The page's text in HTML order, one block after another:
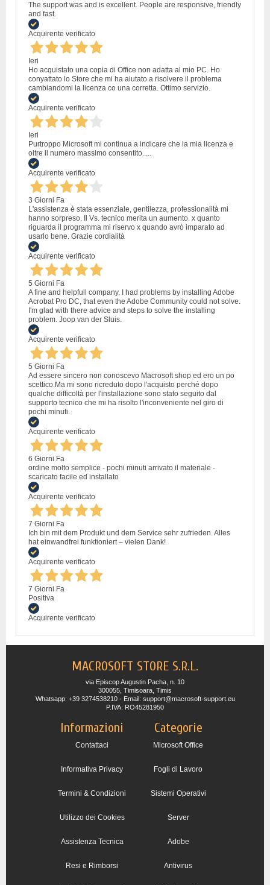
The support was and is excellent. People are responsive, friendly
and fast.
Acquirente verificato
Ieri
Ho acquistato una copia di Office non adatta al mio PC. Ho
conyattato lo Store che mi ha aiutato a risolvere il problema
cambiandomi la licenza co una corretta. Ottimo servizio.
Acquirente verificato
Ieri
Purtroppo Microsoft mi continua a indicare che la mia licenza e
oltre il numero massimo consentito.....
Acquirente verificato
3 Giorni Fa
L'assistenza è stata essenziale, gentilezza, professionalità mi
hanno sorpreso. Il Vs. tecnico merita un aumento. x quanto
riguarda il programma mi riservo x quando avrò imparato ad
usarlo bene. Grazie cordialità
Acquirente verificato
5 Giorni Fa
A fine and helpfull company. I had problems by installing Adobe
Acrobat Pro DC, that even the Adobe Community could not solve.
I'm glad with there advice and steps to solve the installing
problem. Joop van der Sluis.
Acquirente verificato
5 Giorni Fa
Ad essere sincero non conoscevo Macrosoft shop ed ero un po
scettico.Ma mi sono ricreduto dopo l'acquisto perché dopo
qualche difficoltà per l'installazione sono stato seguito dal
supporto tecnico che mi ha risolto l'inconveniente nel giro di
pochi minuti.
Acquirente verificato
6 Giorni Fa
ordine molto semplice - pochi minuti arrivato il materiale -
scaricato facile ed installato
Acquirente verificato
7 Giorni Fa
Ich bin mit dem Produkt und dem Service sehr zufrieden. Alles
hat einwandfrei funktioniert – vielen Dank!
Acquirente verificato
7 Giorni Fa
Positiva
Acquirente verificato
MACROSOFT STORE S.R.L.
via Episcop Augustin Pacha, n. 10
300055, Timisoara, Timis
Whatsapp: +39 3274538210 - Email: support@macrosoft-support.eu
P.IVA: RO45281950
Informazioni
Contattaci
Informativa Privacy
Termini & Condizioni
Utilizzo dei Cookies
Assistenza Tecnica
Resi e Rimborsi
Categorie
Microsoft Office
Fogli di Lavoro
Sistemi Operativi
Server
Adobe
Antivirus